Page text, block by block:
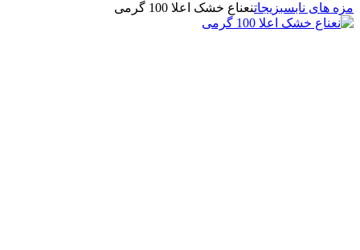
مزه های نابسبزیجاتنعناع خشک اعلا 100 گرمی